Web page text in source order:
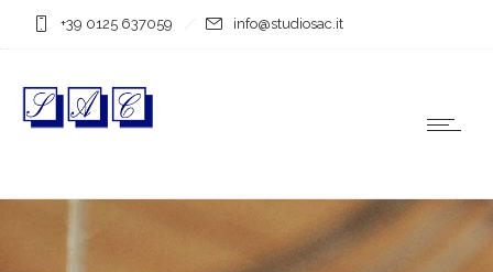
+39 0125 637059 info@studiosac.it